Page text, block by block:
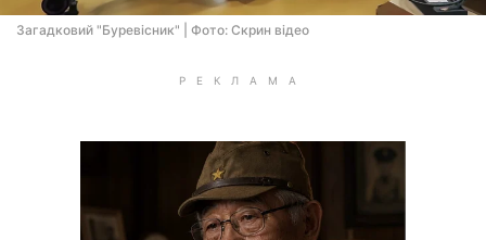
Загадковий "Буревiсник" | Фото: Скрин відео